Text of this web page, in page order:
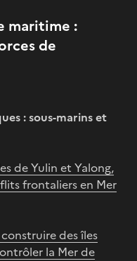
maritime :
de
: sous-marins et
de Yulin et Yalong,
frontaliers en Mer
construire des îles
la Mer de